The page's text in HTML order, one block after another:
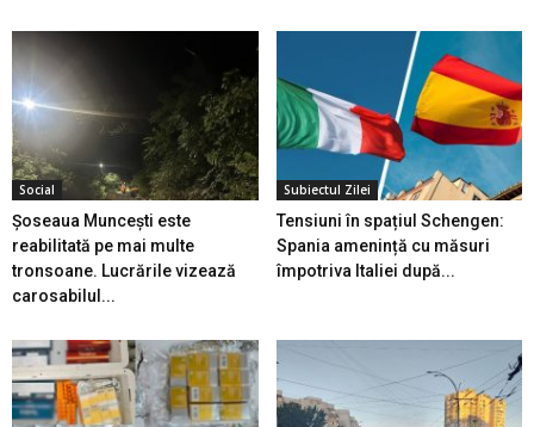
Social
Șoseaua Muncești este
reabilitată pe mai multe
tronsoane. Lucrările vizează
carosabilul...
Subiectul Zilei
Tensiuni în spațiul Schengen:
Spania amenință cu măsuri
împotriva Italiei după...